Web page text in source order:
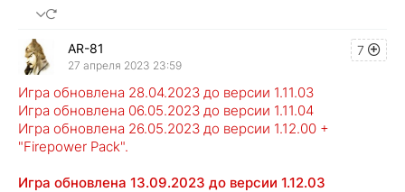
7
AR-81
27 апреля 2023 23:59
Игра обновлена 28.04.2023 до версии 1.11.03
Игра обновлена 06.05.2023 до версии 1.11.04
Игра обновлена 26.05.2023 до версии 1.12.00 +
"Firepower Pack".
Игра обновлена 13.09.2023 до версии 1.12.03